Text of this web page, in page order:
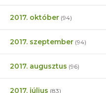
2017. október (94)
2017. szeptember (94)
2017. augusztus (96)
2017. július (83)